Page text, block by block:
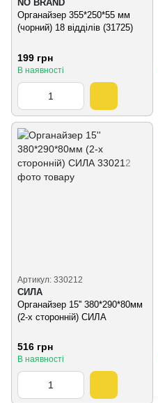
NO BRAND
Органайзер 355*250*55 мм
(чорний) 18 відділів (31725)
199 грн
В наявності
Артикул: 330212
СИЛА
Органайзер 15'' 380*290*80мм
(2-х сторонній) СИЛА
516 грн
В наявності